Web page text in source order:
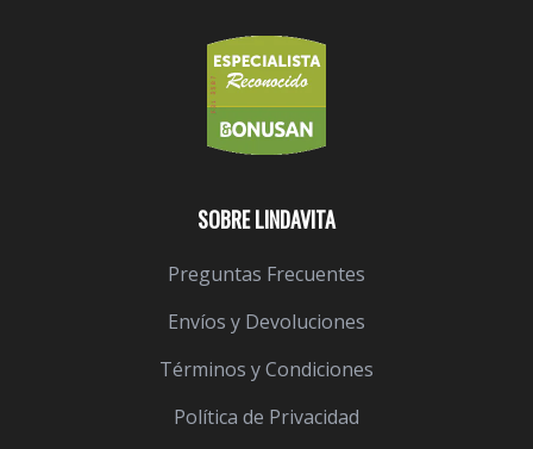
SOBRE LINDAVITA
Preguntas Frecuentes
Envíos y Devoluciones
Términos y Condiciones
Política de Privacidad